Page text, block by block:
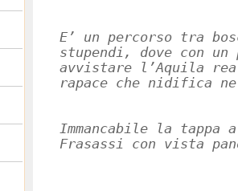
E’ un percorso tra
stupendi, dove con
avvistare l’Aquila
rapace che nidifica
Immancabile la tappa
Frasassi con vista